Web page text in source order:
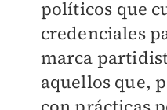
políticos que
credenciales
marca
aquellos que,